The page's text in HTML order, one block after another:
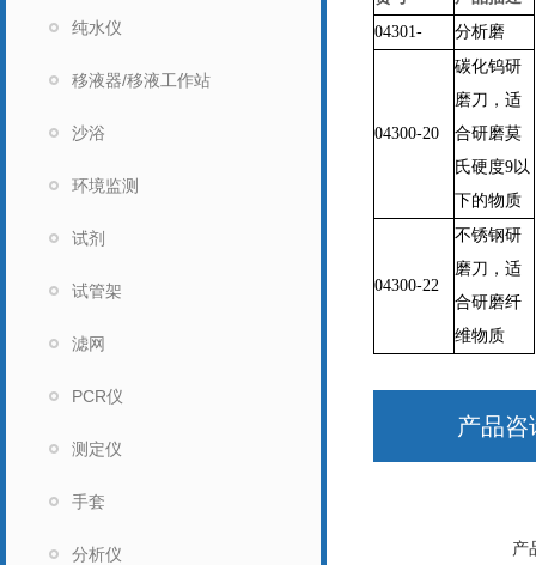
纯水仪
移液器/移液工作站
沙浴
环境监测
试剂
试管架
滤网
PCR仪
测定仪
手套
分析仪
04301-
分析磨
04300-20
碳化钨研
磨刀，适
合研磨莫
氏硬度9以
下的物质
04300-22
不锈钢研
磨刀，适
合研磨纤
维物质
产品咨
产